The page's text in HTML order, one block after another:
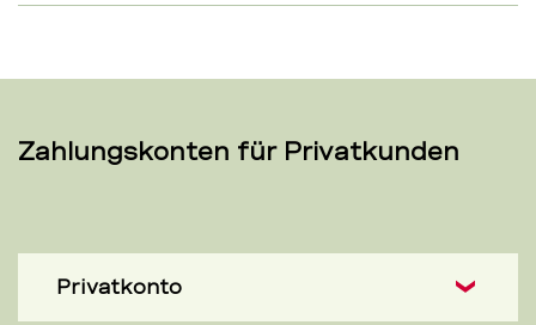
Zahlungskonten für Privatkunden
Privatkonto